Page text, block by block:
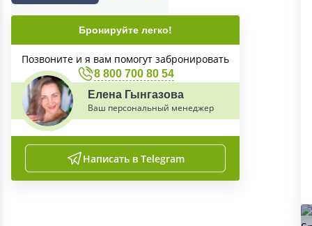
Бронируйте легко!
Позвоните и я вам помогут забронировать
8 800 700 80 54
Елена Гынгазова
Ваш персональный менеджер
Написать в Telegram